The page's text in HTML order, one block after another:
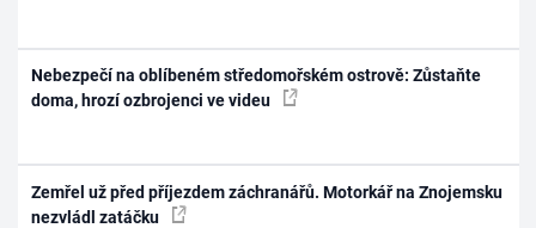
Nebezpečí na oblíbeném středomořském ostrově: Zůstaňte
doma, hrozí ozbrojenci ve videu
Zemřel už před příjezdem záchranářů. Motorkář na Znojemsku
nezvládl zatáčku